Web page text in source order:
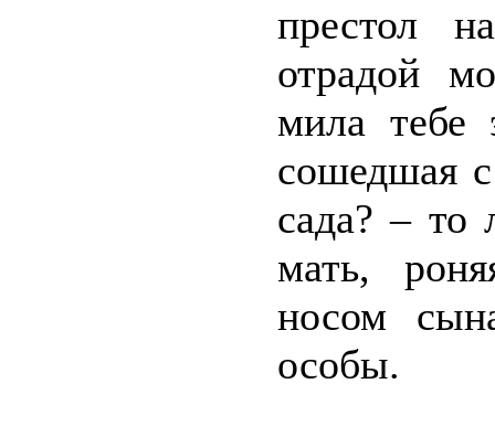
престол
отрадой
мила тебе
сошедшая с
сада? – то
мать,
носом
особы.